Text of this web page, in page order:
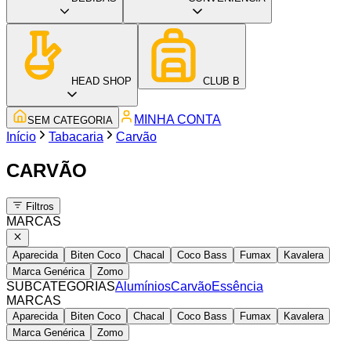
HEAD SHOP CLUB B
SEM CATEGORIA
MINHA CONTA
Início
Tabacaria Carvão
CARVÃO
Filtros
MARCAS
Aparecida Biten Coco Chacal Coco Bass Fumax
Kavalera
Marca Genérica
Zomo
SUBCATEGORIASAlumíniosCarvãoEssência
MARCAS
Aparecida Biten Coco Chacal Coco Bass Fumax
Kavalera
Marca Genérica
Zomo